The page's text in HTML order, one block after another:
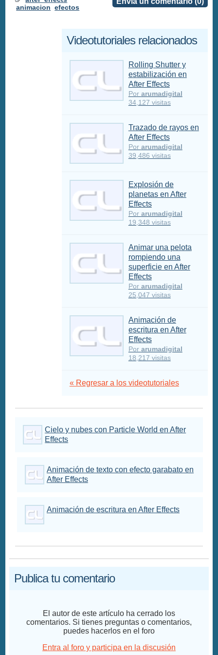
animacion efectos
Videotutoriales relacionados
Rolling Shutter y
estabilización en
After Effects
Por arumadigital
34,127 visitas
Trazado de rayos en
After Effects
Por arumadigital
39,486 visitas
Explosión de
planetas en After
Effects
Por arumadigital
19,348 visitas
Animar una pelota
rompiendo una
superficie en After
Effects
Por arumadigital
25,047 visitas
Animación de
escritura en After
Effects
Por arumadigital
18,217 visitas
« Regresar a los videotutoriales
Cielo y nubes con Particle World en After
Effects
Animación de texto con efecto garabato en
After Effects
Animación de escritura en After Effects
Publica tu comentario
El autor de este artículo ha cerrado los
comentarios. Si tienes preguntas o comentarios,
puedes hacerlos en el foro
Entra al foro y participa en la discusión